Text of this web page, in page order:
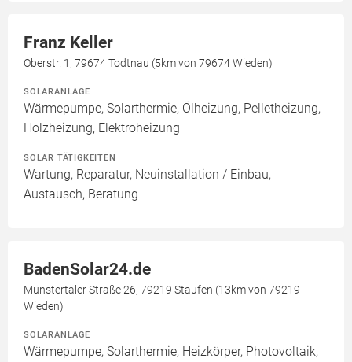
Franz Keller
Oberstr. 1, 79674 Todtnau (5km von 79674 Wieden)
SOLARANLAGE
Wärmepumpe, Solarthermie, Ölheizung, Pelletheizung,
Holzheizung, Elektroheizung
SOLAR TÄTIGKEITEN
Wartung, Reparatur, Neuinstallation / Einbau,
Austausch, Beratung
BadenSolar24.de
Münstertäler Straße 26, 79219 Staufen (13km von 79219
Wieden)
SOLARANLAGE
Wärmepumpe, Solarthermie, Heizkörper, Photovoltaik,